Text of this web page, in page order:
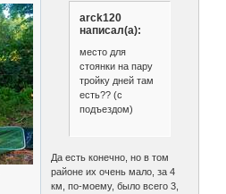
arck120
написал(а):
место для
стоянки на пару
тройку дней там
есть?? (с
подъездом)
Да есть конечно, но в том
районе их очень мало, за 4
км, по-моему, было всего 3,